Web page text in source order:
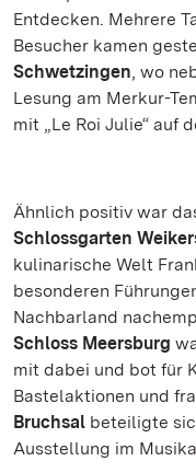
Entdecken. Mehrere
Besucher kamen
Schwetzingen, wo
Lesung am Merkur-
mit „Le Roi Julie“ auf
Ähnlich positiv war
Schlossgarten
kulinarische Welt
besonderen
Nachbarland
Schloss Meersburg
mit dabei und bot für
Bastelaktionen und
Bruchsal beteiligte
Ausstellung im